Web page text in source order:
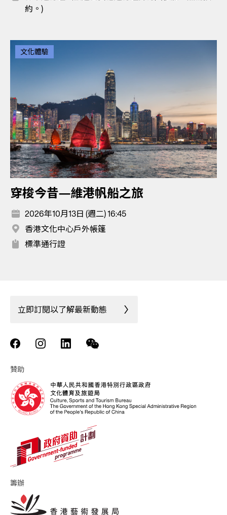
約。)
文化體驗
穿梭今昔—維港帆船之旅
2026年10月13日 (週二) 16:45
香港文化中心戶外帳篷
標準通行證
立即訂閱以了解最新動態
贊助
籌辦